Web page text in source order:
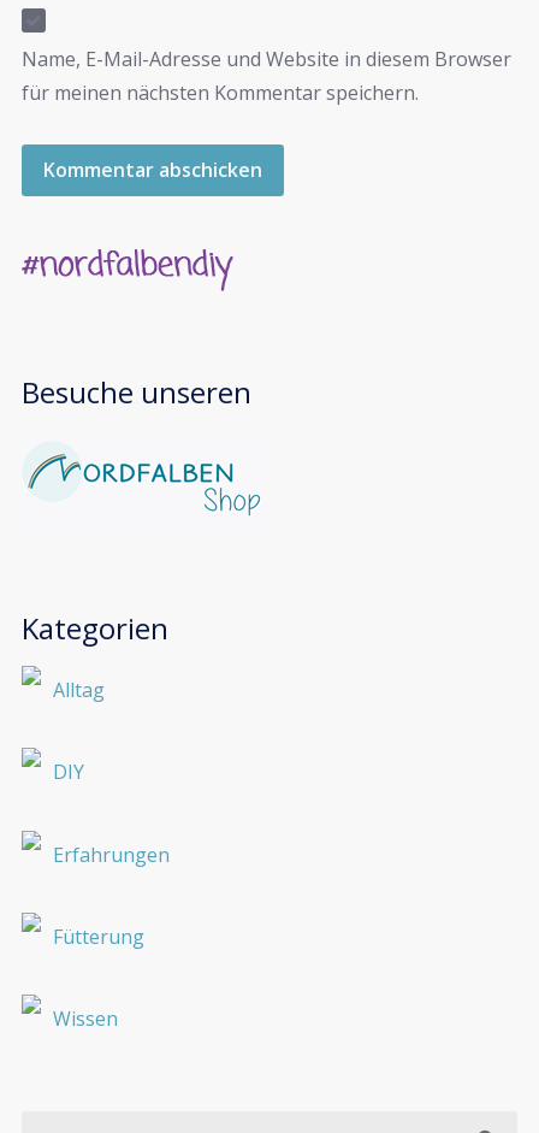
Name, E-Mail-Adresse und Website in diesem Browser
für meinen nächsten Kommentar speichern.
Besuche unseren
Kategorien
Alltag
DIY
Erfahrungen
Fütterung
Wissen